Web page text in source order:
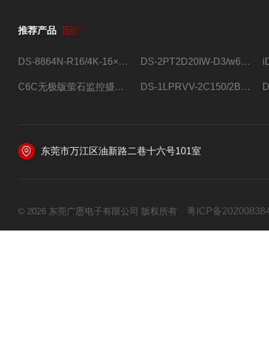
推荐产品
DS-8864N-R16/4K-16×4T/希捷16盘位录像机 DS-2PT2D20IW-D3/w64路高清硬盘录像机
C6C无极版萤石监控摄像头 DS-1LPRVV-2C150/2B监控室外夜视高清电源线护套线200米/卷
东莞市万江区油新路二巷十六号101室
© 2026 东莞广恩电子有限公司 版权所有 粤ICP备